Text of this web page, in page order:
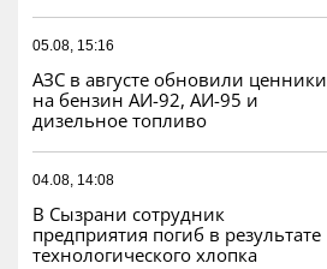
05.08, 15:16
АЗС в августе обновили ценники
на бензин АИ-92, АИ-95 и
дизельное топливо
04.08, 14:08
В Сызрани сотрудник
предприятия погиб в результате
технологического хлопка